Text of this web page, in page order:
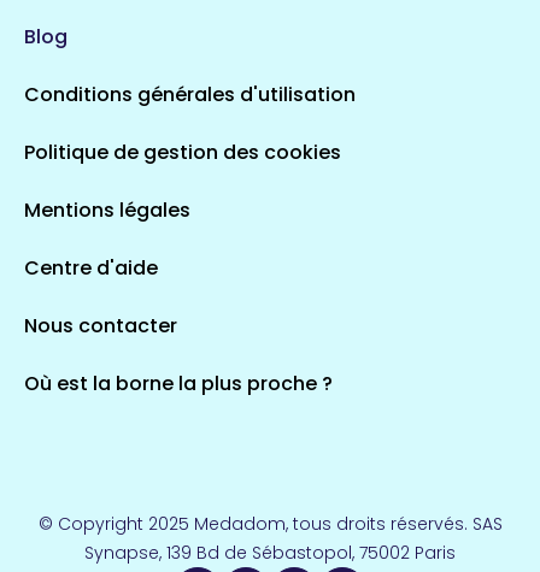
693 espaces de santé
324 espaces de santé
14 espaces de santé
Loir-et-Cher
36 espaces de santé
Loire-Atlantique
110 espaces de santé
Saint-Agathon
Herry
Blog
Conditions générales d'utilisation
Politique de gestion des cookies
Mentions légales
Centre d'aide
Nous contacter
Où est la borne la plus proche ?
© Copyright 2025 Medadom, tous droits réservés. SAS
Synapse, 139 Bd de Sébastopol, 75002 Paris